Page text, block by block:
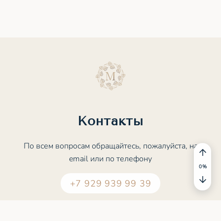
Контакты
По всем вопросам обращайтесь, пожалуйста, на
email или по телефону
+7 929 939 99 39
0%